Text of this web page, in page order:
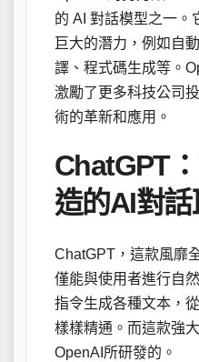
的 AI 對話模型之一。
巨大的潛力，例如自
譯、程式碼生成等。
激勵了更多科技公司
術的革新和應用。
ChatGPT
造的AI對話
ChatGPT，這款風靡
僅能與使用者進行自
指令生成各種文本，
樣樣精通。而這款強
OpenAI所研發的。